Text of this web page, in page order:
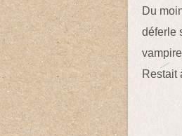
Du
déferle
Restait